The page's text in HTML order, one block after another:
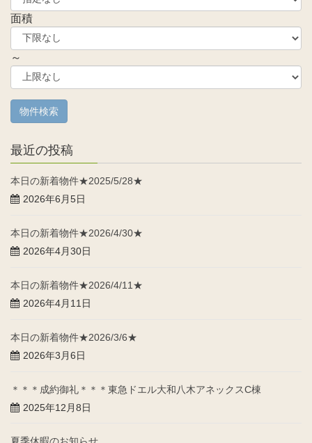
面積
～
最近の投稿
本日の新着物件★2025/5/28★
2026年6月5日
本日の新着物件★2026/4/30★
2026年4月30日
本日の新着物件★2026/4/11★
2026年4月11日
本日の新着物件★2026/3/6★
2026年3月6日
＊＊＊成約御礼＊＊＊東急ドエル大和八木アネックスC棟
2025年12月8日